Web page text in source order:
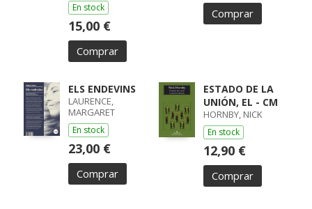
En stock
15,00 €
Comprar
Comprar
ELS ENDEVINS
LAURENCE,
MARGARET
En stock
23,00 €
Comprar
ESTADO DE LA
UNIÓN, EL - CM
HORNBY, NICK
En stock
12,90 €
Comprar